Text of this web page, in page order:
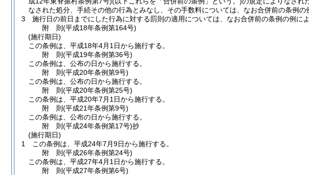
なされた処分、手続その他の行為とみなし、その手数料については、なお合併前の条例の
3
施行日の前日までにした行為に対する罰則の適用については、なお合併前の条例の例によ
附 則(平成18年条例第164号)
(施行期日)
この条例は、平成18年4月1日から施行する。
附 則(平成19年条例第36号)
この条例は、公布の日から施行する。
附 則(平成20年条例第9号)
この条例は、公布の日から施行する。
附 則(平成20年条例第25号)
この条例は、平成20年7月1日から施行する。
附 則(平成21年条例第9号)
この条例は、公布の日から施行する。
附 則(平成24年条例第17号)抄
(施行期日)
1
この条例は、平成24年7月9日から施行する。
附 則(平成26年条例第24号)
この条例は、平成27年4月1日から施行する。
附 則(平成27年条例第6号)